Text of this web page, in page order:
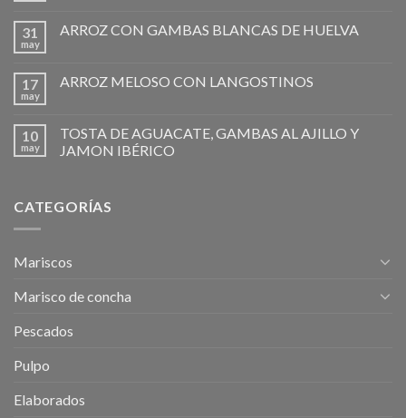
31
may
ARROZ CON GAMBAS BLANCAS DE HUELVA
17
may
ARROZ MELOSO CON LANGOSTINOS
10
may
TOSTA DE AGUACATE, GAMBAS AL AJILLO Y
JAMON IBÉRICO
CATEGORÍAS
Mariscos
Marisco de concha
Pescados
Pulpo
Elaborados